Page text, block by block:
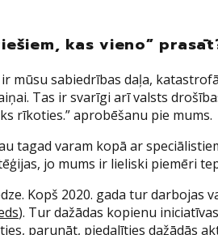
kas vieno”
mūsu sabiedrības daļa,
Tas ir svarīgi arī valsts
rīkoties.” aprobēšanu pie mums.
tagad varam kopā ar
jo mums ir lieliski piemēri
Kopš 2020. gada tur darbojas
). Tur dažādas kopienu
parunāt, piedalīties dažādās